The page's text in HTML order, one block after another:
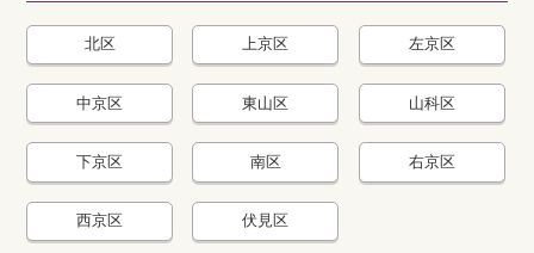
北区 上京区 左京区
中京区 東山区 山科区
下京区 南区 右京区
西京区 伏見区